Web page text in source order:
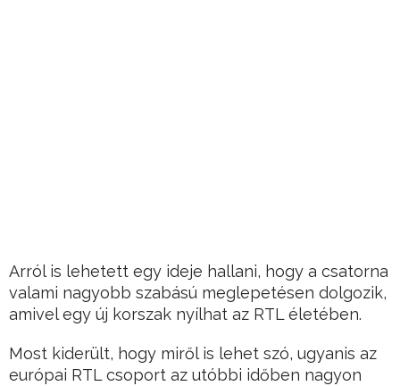
Arról is lehetett egy ideje hallani, hogy a csatorna
valami nagyobb szabású meglepetésen dolgozik,
amivel egy új korszak nyílhat az RTL életében.
Most kiderült, hogy miről is lehet szó, ugyanis az
európai RTL csoport az utóbbi időben nagyon